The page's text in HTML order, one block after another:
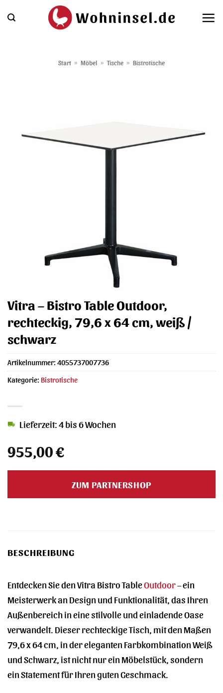
Inhalt
Start » Möbel » Tische » Bistrotische
Vitra – Bistro Table Outdoor,
rechteckig, 79,6 x 64 cm, weiß /
schwarz
955,00€
Lieferzeit: 4 bis 6 Wochen
ZUM PARTNERSHOP
Artikelnummer: 4055737007736
Kategorie: Bistrotische
BESCHREIBUNG
Entdecken Sie den Vitra Bistro TableOutdoor– ein
Meisterwerk an Design und Funktionalität, das Ihren
Außenbereich in eine stilvolle und einladende Oase
verwandelt. Dieser rechteckige Tisch, mit den Maßen
79,6 x 64 cm, in der eleganten Farbkombination Weiß
und Schwarz, ist nicht nur ein Möbelstück, sondern
ein Statement für Ihren guten Geschmack.